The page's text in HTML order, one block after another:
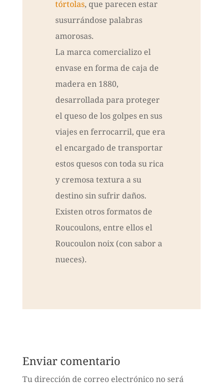
tórtolas, que parecen estar
susurrándose palabras
amorosas.
La marca comercializo el
envase en forma de caja de
madera en 1880,
desarrollada para proteger
el queso de los golpes en sus
viajes en ferrocarril, que era
el encargado de transportar
estos quesos con toda su rica
y cremosa textura a su
destino sin sufrir daños.
Existen otros formatos de
Roucoulons, entre ellos el
Roucoulon noix (con sabor a
nueces).
Enviar comentario
Tu dirección de correo electrónico no será